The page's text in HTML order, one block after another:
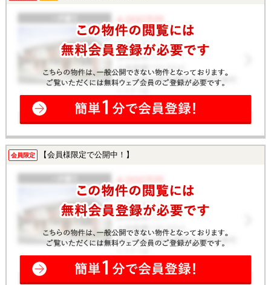
会員限定 【会員様限定で公開中！】